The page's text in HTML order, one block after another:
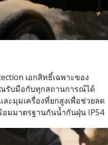
เอกสิทธิ์เฉพาะของ
รับมือกับทุกสถานการณ์ได้
ละมุมเครื่องที่ยกสูงเพื่อช่วยลด
อมมาตรฐานกันน้ำกันฝุ่น IP54